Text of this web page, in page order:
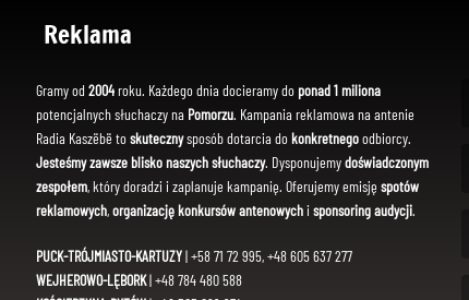
Reklama
Gramy od 2004roku. Każdego dnia docieramy do ponad 1 miliona
potencjalnych słuchaczy na Pomorzu. Kampania reklamowa na antenie
Radia Kaszëbë toskutecznysposób dotarcia dokonkretnegoodbiorcy.
Jesteśmy zawsze blisko naszych słuchaczy. Dysponujemydoświadczonym
zespołem, który doradzi i zaplanuje kampanię. Oferujemy emisję spotów
reklamowych,organizację konkursów antenowychi sponsoring audycji.
PUCK-TRÓJMIASTO-KARTUZY| +58 71 72 995, +48 605 637 277
WEJHEROWO-LĘBORK| +48 784 480 588